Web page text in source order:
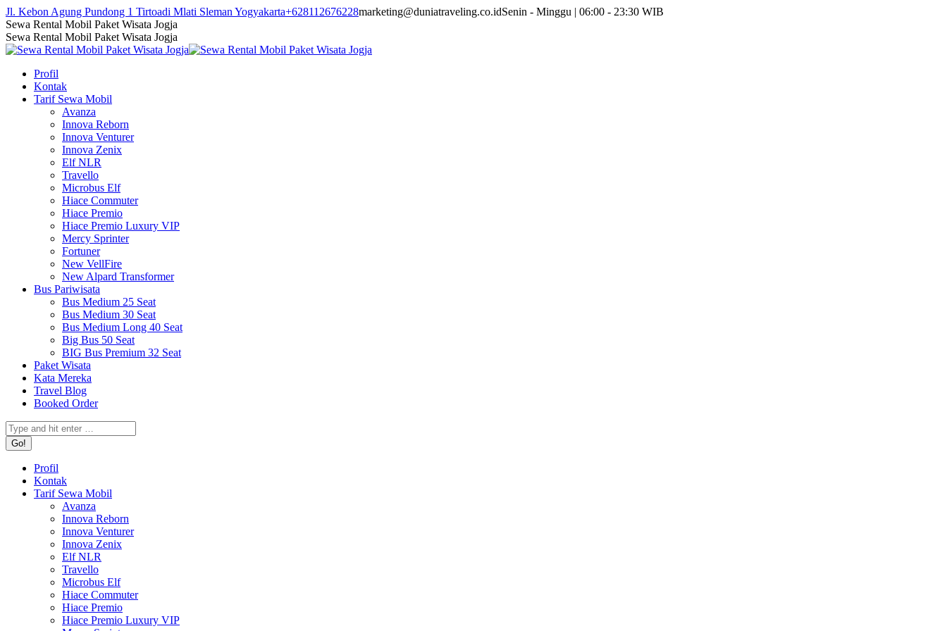
Skip
to
content
Jl. Kebon Agung Pundong 1 Tirtoadi Mlati Sleman Yogyakarta+628112676228marketing@duniatraveling.co.idSenin - Minggu | 06:00 - 23:30 WIB
Facebook
page
opens
new
window
Twitter
page
opens
new
window
Instagram
page
opens
new
window
YouTube
page
opens
new
window
Sewa Rental Mobil Paket Wisata Jogja
Sewa Rental Mobil Paket Wisata Jogja
Profil
Kontak
Tarif Sewa Mobil
Avanza
Innova Reborn
Innova Venturer
Innova Zenix
Elf NLR
Travello
Microbus Elf
Hiace Commuter
Hiace Premio
Hiace Premio Luxury VIP
Mercy Sprinter
Fortuner
New VellFire
New Alpard Transformer
Bus Pariwisata
Bus Medium 25 Seat
Bus Medium 30 Seat
Bus Medium Long 40 Seat
Big Bus 50 Seat
BIG Bus Premium 32 Seat
Paket Wisata
Kata Mereka
Travel Blog
Booked Order
Search:
Profil
Kontak
Tarif Sewa Mobil
Avanza
Innova Reborn
Innova Venturer
Innova Zenix
Elf NLR
Travello
Microbus Elf
Hiace Commuter
Hiace Premio
Hiace Premio Luxury VIP